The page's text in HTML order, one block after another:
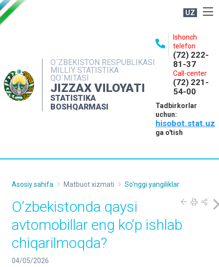
UZ
O`ZBEKISTON RESPUBLIKASI
MILLIY STATISTIKA
QO`MITASI
JIZZAX VILOYATI
STATISTIKA
BOSHQARMASI
Ishonch
telefon
(72) 222-
81-37
Call-center
(72) 221-
54-00
Tadbirkorlar
uchun:
hisobot.stat.uz
ga o'tish
NASHRLAR
INTERAKTIV XIZMATLAR
MATBUOT XIZMATI
Asosiy sahifa Matbuot xizmati So'nggi yangiliklar
O‘zbekistonda qaysi
avtomobillar eng ko‘p ishlab
chiqarilmoqda?
04/05/2026